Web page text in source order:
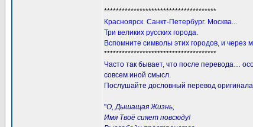
**************************************
Красноярск. Санкт-Петербург. Москва...
Три великих русских города.
Вспомните символы этих городов, и через
**************************************
Часто так бывает, что после перевода…
совсем иной смысл.
Послушайте дословный перевод
"О, Дышащая Жизнь,
Имя Твоё сияет повсюду!